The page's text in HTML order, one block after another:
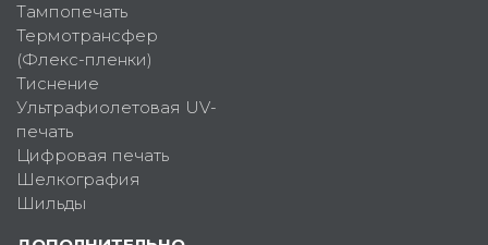
Тампопечать
Термотрансфер
(Флекс-пленки)
Тиснение
Ультрафиолетовая UV-
печать
Цифровая печать
Шелкография
Шильды